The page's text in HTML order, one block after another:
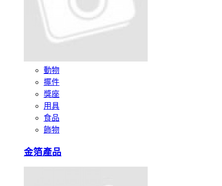
動物
擺件
獎座
用具
食品
飾物
金箔產品